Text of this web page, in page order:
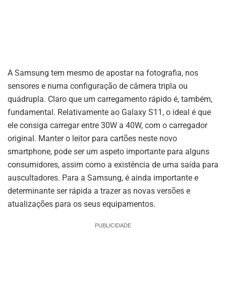
A Samsung tem mesmo de apostar na fotografia, nos
sensores e numa configuração de câmera tripla ou
quádrupla. Claro que um carregamento rápido é, também,
fundamental. Relativamente ao Galaxy S11, o ideal é que
ele consiga carregar entre 30W a 40W, com o carregador
original. Manter o leitor para cartões neste novo
smartphone, pode ser um aspeto importante para alguns
consumidores, assim como a existência de uma saída para
auscultadores. Para a Samsung, é ainda importante e
determinante ser rápida a trazer as novas versões e
atualizações para os seus equipamentos.
PUBLICIDADE